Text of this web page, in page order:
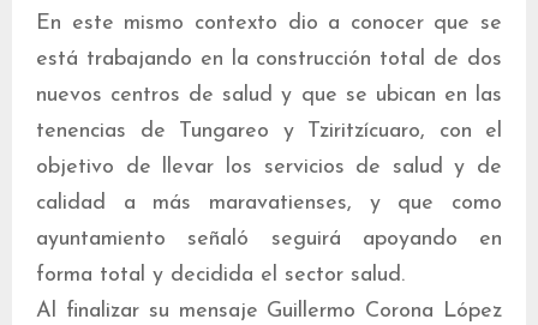
En este mismo contexto dio a conocer que se
está trabajando en la construcción total de dos
nuevos centros de salud y que se ubican en las
tenencias de Tungareo y Tziritzícuaro, con el
objetivo de llevar los servicios de salud y de
calidad a más maravatienses, y que como
ayuntamiento señaló seguirá apoyando en
forma total y decidida el sector salud.
Al finalizar su mensaje Guillermo Corona López